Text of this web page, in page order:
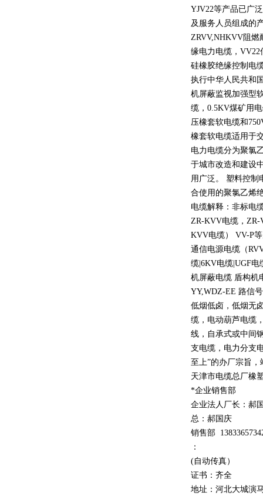
YJV22等产品已广
及服务人员组成的
ZRVV,NHKVV阻燃
缘电力电缆， VV22
硅橡胶绝缘控制电
执行中华人民共和
机屏蔽监视加强型
缆， 0.5KV煤矿用
压橡套软电缆和
橡套软电缆适用于
电力电缆分为聚氯
于城市改造和建设
用广泛。 塑料控制
合使用的聚氯乙烯
电缆解释：非标电
ZR-KVV电缆， ZR-
KVV电缆） VV-P
通信电源电缆（
缆 |6KV电缆 |UGF电
机屏蔽电缆 盾构机
YY,WDZ-EE 路信
低烟低卤，低烟无
缆，电动葫芦电缆
线，自承式或中间
支电缆，电力分支
至上”的办厂宗旨，
天津市电缆总厂橡
*企业销售部
企业法人厂长：郝
总：郝国庆
销售部 13833
：
(自动传真）
证书：齐全
地址：河北大城演